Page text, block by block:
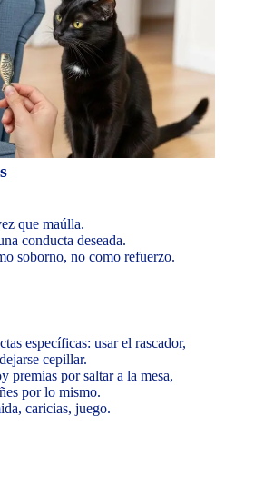
que maúlla.
conducta deseada.
soborno, no como refuerzo.
específicas: usar el rascador,
cepillar.
premias por saltar a la mesa,
por lo mismo.
caricias, juego.